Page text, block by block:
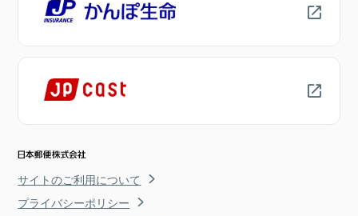
サイトのご利用について
プライバシーポリシー